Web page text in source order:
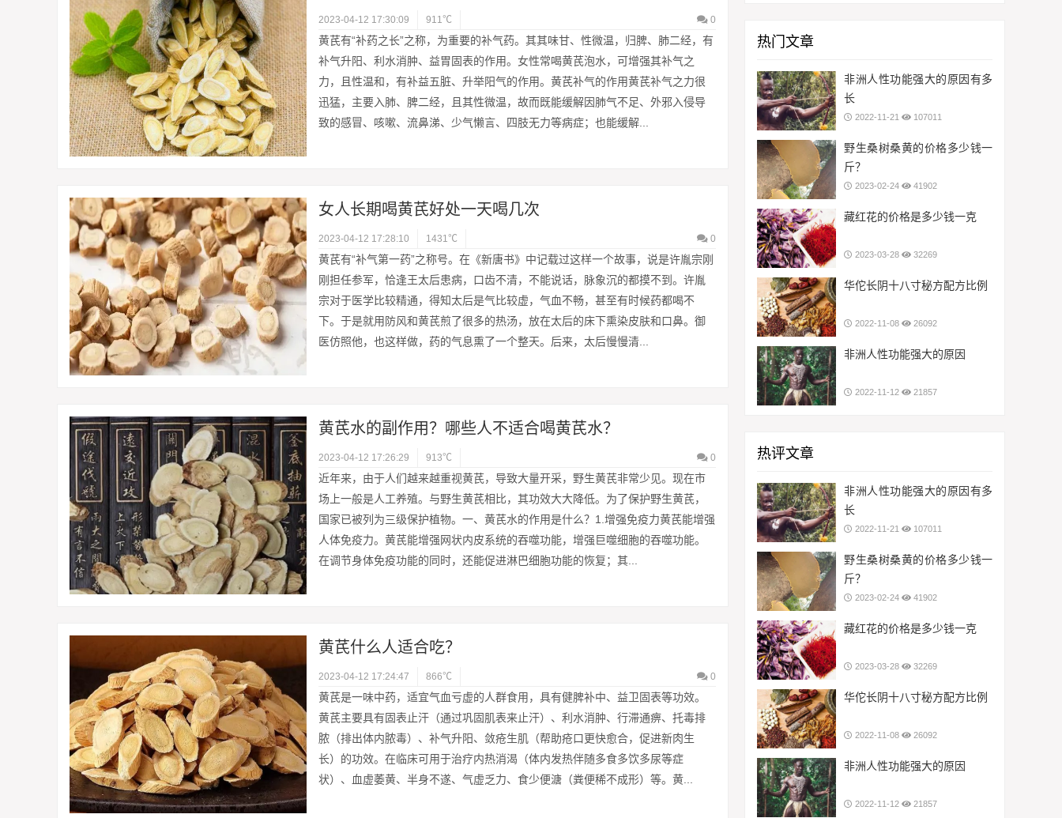
2023-04-12 17:30:09 911℃ 0
黄芪有“补药之长”之称，为重要的补气药。其其味甘、性微温，归脾、肺二经，有
补气升阳、利水消肿、益胃固表的作用。女性常喝黄芪泡水，可增强其补气之
力，且性温和，有补益五脏、升举阳气的作用。黄芪补气的作用黄芪补气之力很
迅猛，主要入肺、脾二经，且其性微温，故而既能缓解因肺气不足、外邪入侵导
致的感冒、咳嗽、流鼻涕、少气懒言、四肢无力等病症；也能缓解...
女人长期喝黄芪好处一天喝几次
2023-04-12 17:28:10 1431℃ 0
黄芪有“补气第一药”之称号。在《新唐书》中记载过这样一个故事，说是许胤宗刚
刚担任参军，恰逢王太后患病，口齿不清，不能说话，脉象沉的都摸不到。许胤
宗对于医学比较精通，得知太后是气比较虚，气血不畅，甚至有时候药都喝不
下。于是就用防风和黄芪煎了很多的热汤，放在太后的床下熏染皮肤和口鼻。御
医仿照他，也这样做，药的气息熏了一个整天。后来，太后慢慢清...
黄芪水的副作用？哪些人不适合喝黄芪水？
2023-04-12 17:26:29 913℃ 0
近年来，由于人们越来越重视黄芪，导致大量开采，野生黄芪非常少见。现在市
场上一般是人工养殖。与野生黄芪相比，其功效大大降低。为了保护野生黄芪，
国家已被列为三级保护植物。一、黄芪水的作用是什么？1.增强免疫力黄芪能增强
人体免疫力。黄芪能增强网状内皮系统的吞噬功能，增强巨噬细胞的吞噬功能。
在调节身体免疫功能的同时，还能促进淋巴细胞功能的恢复；其...
黄芪什么人适合吃？
2023-04-12 17:24:47 866℃ 0
黄芪是一味中药，适宜气血亏虚的人群食用，具有健脾补中、益卫固表等功效。
黄芪主要具有固表止汗（通过巩固肌表来止汗）、利水消肿、行滞通痹、托毒排
脓（排出体内脓毒）、补气升阳、敛疮生肌（帮助疮口更快愈合，促进新肉生
长）的功效。在临床可用于治疗内热消渴（体内发热伴随多食多饮多尿等症
状）、血虚萎黄、半身不遂、气虚乏力、食少便溏（粪便稀不成形）等。黄...
热门文章
非洲人性功能强大的原因有多
长
2022-11-21 107011
野生桑树桑黄的价格多少钱一
斤？
2023-02-24 41902
藏红花的价格是多少钱一克
2023-03-28 32269
华佗长阴十八寸秘方配方比例
2022-11-08 26092
非洲人性功能强大的原因
2022-11-12 21857
热评文章
非洲人性功能强大的原因有多
长
2022-11-21 107011
野生桑树桑黄的价格多少钱一
斤？
2023-02-24 41902
藏红花的价格是多少钱一克
2023-03-28 32269
华佗长阴十八寸秘方配方比例
2022-11-08 26092
非洲人性功能强大的原因
2022-11-12 21857